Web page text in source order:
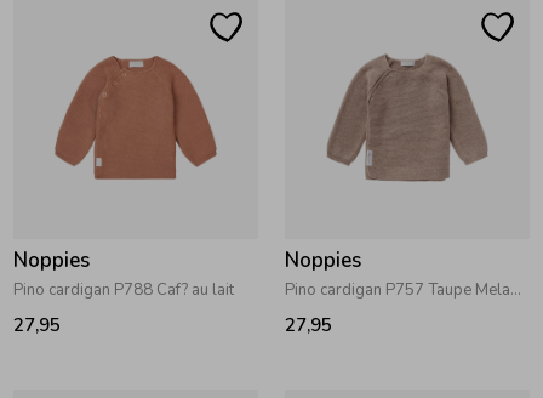
Noppies
Pino cardigan P788 Caf? au lait
27,95
Noppies
Pino cardigan P757 Taupe Melange
27,95